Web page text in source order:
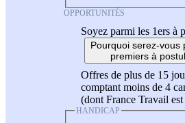
OPPORTUNITÉS
Soyez parmi les 1ers à
Pourquoi serez-vous
premiers à
Offres de plus de 15
comptant moins de 4
(dont France Travail
HANDICAP